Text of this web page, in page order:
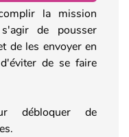
la mission
de pousser
de les envoyer en
de se faire
débloquer de